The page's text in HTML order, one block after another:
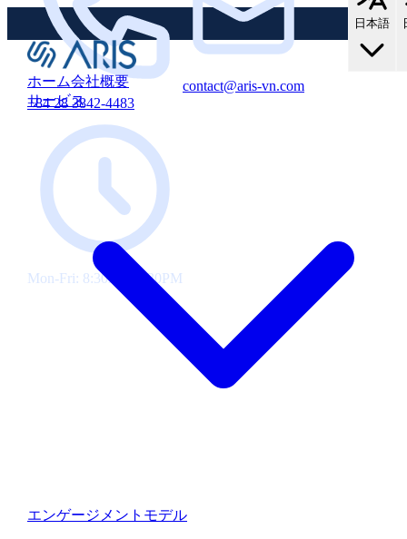
+84 28 3842-4483
Mon-Fri: 8:30AM-5:30PM
contact@aris-vn.com
中
す！
に
10%
割
存
お
日本語
ホーム会社概要
サービス
エンゲージメントモデル